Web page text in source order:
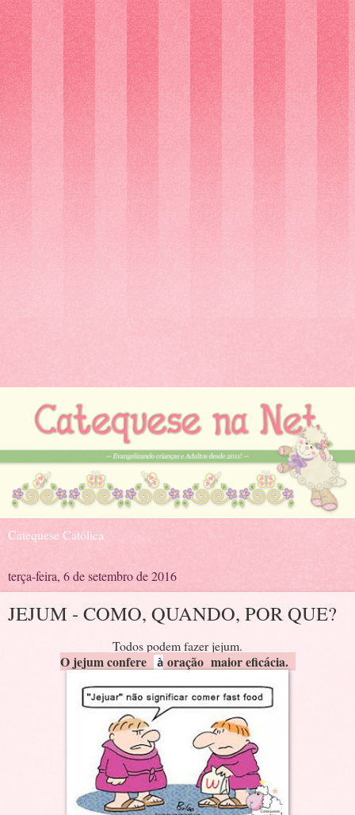
Catequese Católica
terça-feira, 6 de setembro de 2016
JEJUM - COMO, QUANDO, POR QUE?
Todos podem fazer jejum.
O jejum confere àoração maior eficácia.